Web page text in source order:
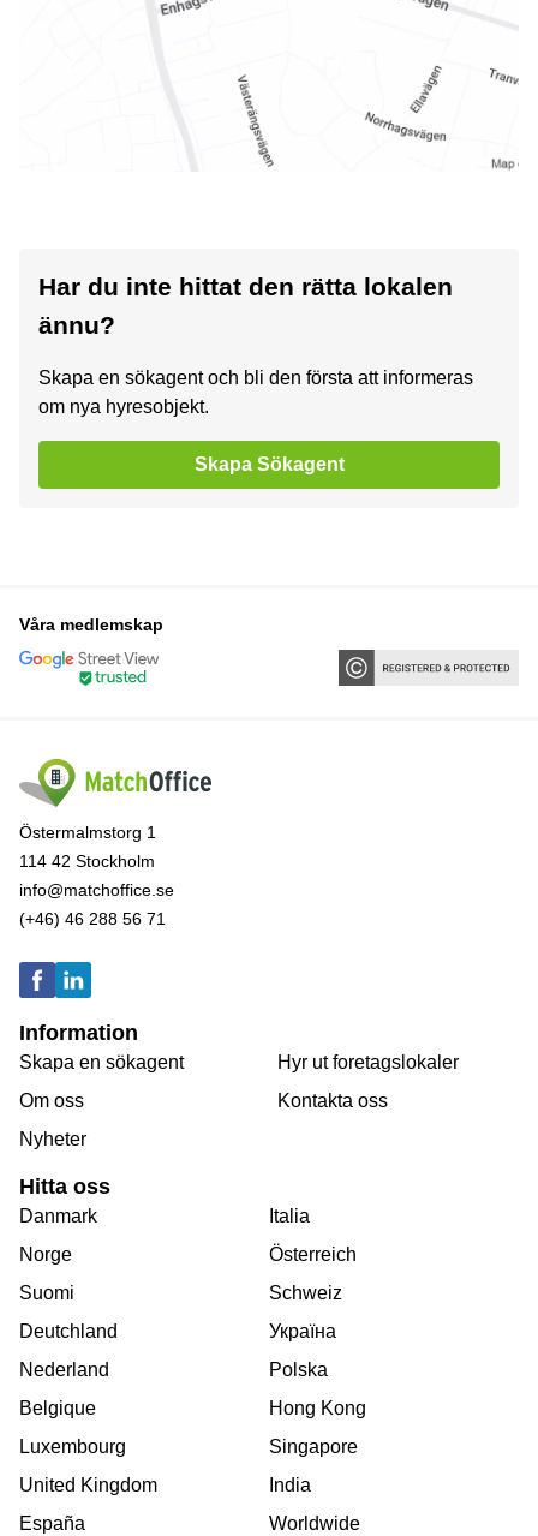
Har du inte hittat den rätta lokalen
ännu?
Skapa en sökagent och bli den första att informeras
om nya hyresobjekt.
Skapa Sökagent
Våra medlemskap
Östermalmstorg 1
114 42 Stockholm
info@matchoffice.se
(+46) 46 288 56 71
Information
Skapa en sökagent
Om oss
Nyheter
Hyr ut foretagslokaler
Kontakta oss
Hitta oss
Danmark
Norge
Suomi
Deutchland
Nederland
Belgique
Luxembourg
United Kingdom
España
Italia
Österreich
Schweiz
Україна
Polska
Hong Kong
Singapore
India
Worldwide